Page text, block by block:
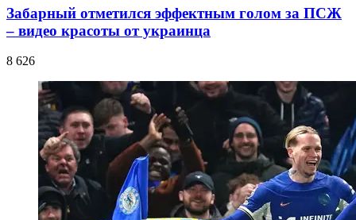
Забарный отметился эффектным голом за ПСЖ
– видео красоты от украинца
8 626